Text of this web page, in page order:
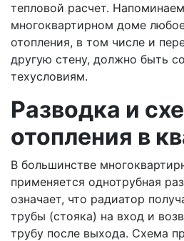
тепловой расчет.
многоквартирном доме
отопления, в том числе и
другую стену, должно быть
техусловиям.
Разводка и
отопления в
В большинстве
применяется однотрубная
означает, что радиатор
трубы (стояка) на вход и
трубу после выхода. Схема